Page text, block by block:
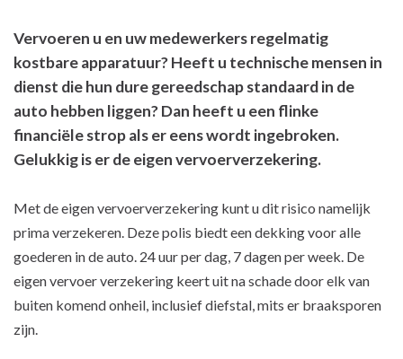
Vervoeren u en uw medewerkers regelmatig
kostbare apparatuur? Heeft u technische mensen in
dienst die hun dure gereedschap standaard in de
auto hebben liggen? Dan heeft u een flinke
financiële strop als er eens wordt ingebroken.
Gelukkig is er de eigen vervoerverzekering.
Met de eigen vervoerverzekering kunt u dit risico namelijk
prima verzekeren. Deze polis biedt een dekking voor alle
goederen in de auto. 24 uur per dag, 7 dagen per week. De
eigen vervoer verzekering keert uit na schade door elk van
buiten komend onheil, inclusief diefstal, mits er braaksporen
zijn.